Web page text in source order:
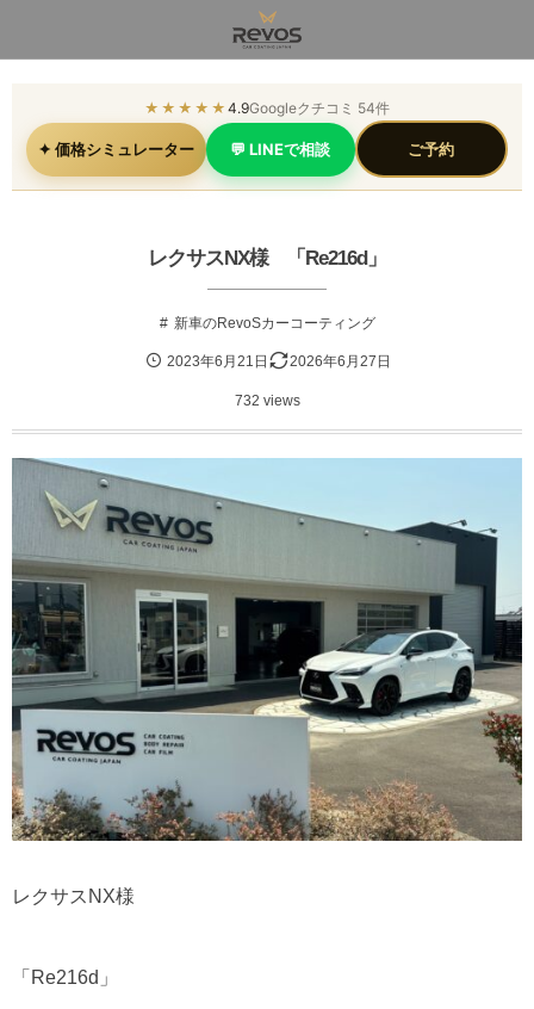
★★★★★ 4.9Googleクチコミ 54件
✦ 価格シミュレーター 💬 LINEで相談 ご予約
レクサスNX様 「Re216d」
新車のRevoSカーコーティング
2023年6月21日 2026年6月27日
732 views
レクサスNX様
「Re216d」